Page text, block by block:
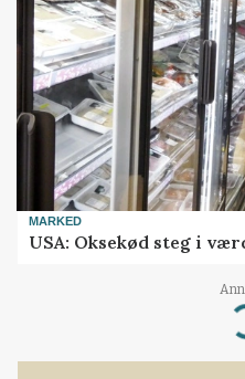
MARKED
USA: Oksekød steg i